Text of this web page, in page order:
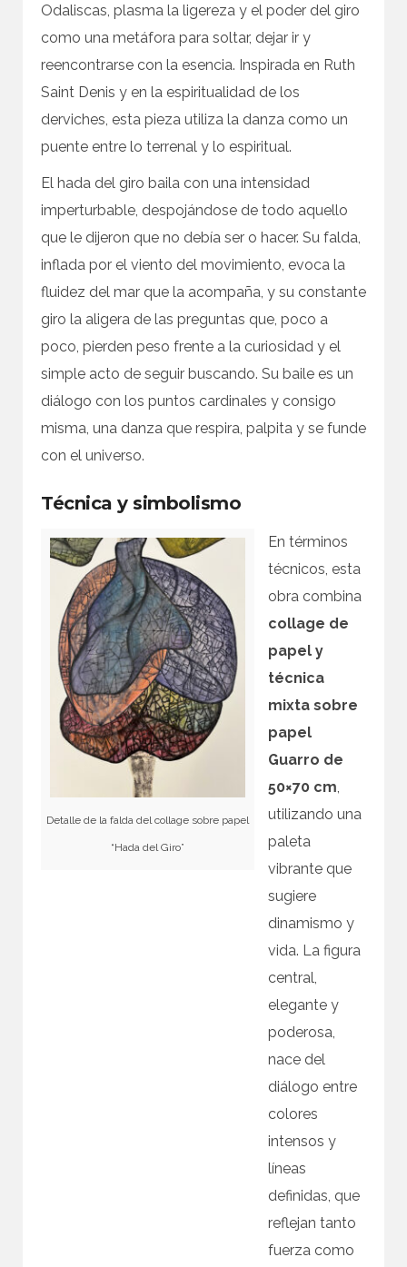
Odaliscas, plasma la ligereza y el poder del giro
como una metáfora para soltar, dejar ir y
reencontrarse con la esencia. Inspirada en Ruth
Saint Denis y en la espiritualidad de los
derviches, esta pieza utiliza la danza como un
puente entre lo terrenal y lo espiritual.
El hada del giro baila con una intensidad
imperturbable, despojándose de todo aquello
que le dijeron que no debía ser o hacer. Su falda,
inflada por el viento del movimiento, evoca la
fluidez del mar que la acompaña, y su constante
giro la aligera de las preguntas que, poco a
poco, pierden peso frente a la curiosidad y el
simple acto de seguir buscando. Su baile es un
diálogo con los puntos cardinales y consigo
misma, una danza que respira, palpita y se funde
con el universo.
Técnica y simbolismo
Detalle de la falda del collage sobre papel
“Hada del Giro”
En términos
técnicos, esta
obra combina
collage de
papel y
técnica
mixta sobre
papel
Guarro de
50×70 cm
utilizando una
paleta
vibrante que
sugiere
dinamismo y
vida. La figura
central,
elegante y
poderosa,
nace del
diálogo entre
colores
intensos y
líneas
definidas, que
reflejan tanto
fuerza como